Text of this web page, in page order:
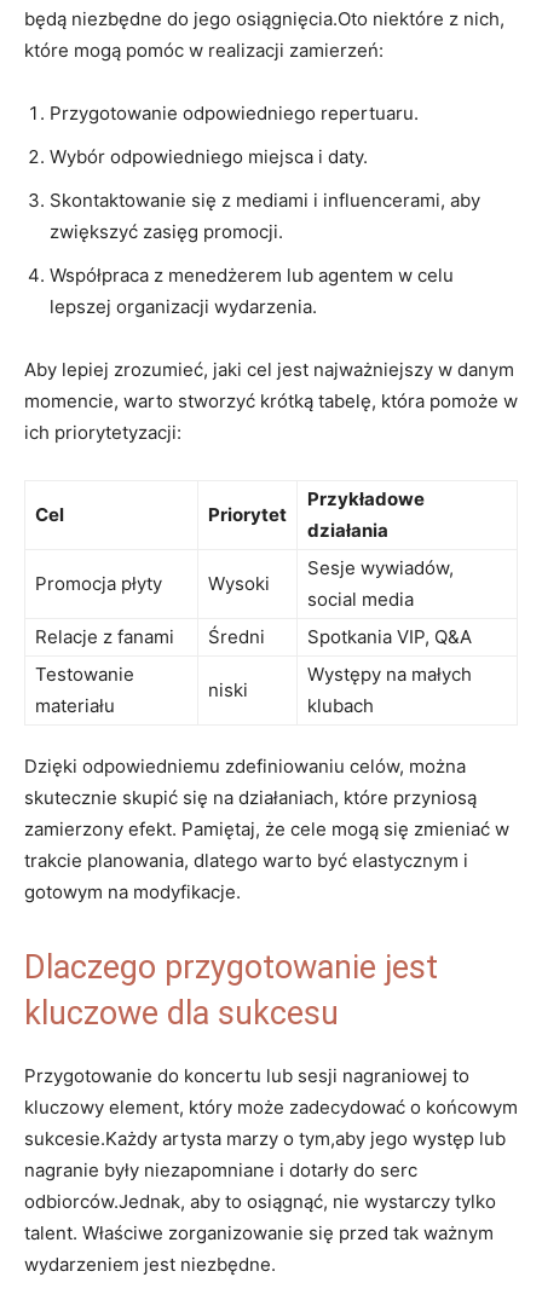
będą niezbędne do jego osiągnięcia.Oto niektóre z nich,
które mogą pomóc w realizacji zamierzeń:
Przygotowanie odpowiedniego repertuaru.
Wybór odpowiedniego miejsca i daty.
Skontaktowanie się z mediami i influencerami, aby
zwiększyć zasięg promocji.
Współpraca z menedżerem lub agentem w celu
lepszej organizacji wydarzenia.
Aby lepiej zrozumieć, jaki cel jest najważniejszy w danym
momencie, warto stworzyć krótką tabelę, która pomoże w
ich priorytetyzacji:
Cel Priorytet
Przykładowe
działania
Promocja płyty Wysoki
Sesje wywiadów,
social media
Relacje z fanami
Średni
Spotkania VIP, Q&A
Testowanie
materiału
niski
Występy na małych
klubach
Dzięki odpowiedniemu zdefiniowaniu celów, można
skutecznie skupić się na działaniach, które przyniosą
zamierzony efekt. Pamiętaj, że cele mogą się zmieniać w
trakcie planowania, dlatego warto być elastycznym i
gotowym na modyfikacje.
Dlaczego przygotowanie jest
kluczowe dla sukcesu
Przygotowanie do koncertu lub sesji nagraniowej to
kluczowy element, który może zadecydować o końcowym
sukcesie.Każdy artysta marzy o tym,aby jego występ lub
nagranie były niezapomniane i dotarły do serc
odbiorców.Jednak, aby to osiągnąć, nie wystarczy tylko
talent. Właściwe zorganizowanie się przed tak ważnym
wydarzeniem jest niezbędne.